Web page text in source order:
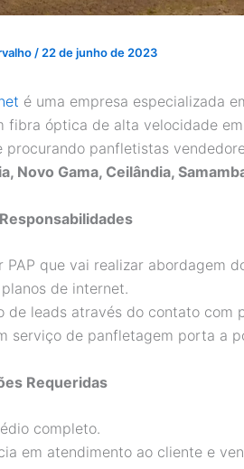
/ 22 de junho de 2023
é uma empresa especializada
fibra óptica de alta velocidade
procurando panfletistas
Novo Gama, Ceilândia,
PAP que vai realizar abordagem
de internet.
de leads através do contato com
serviço de panfletagem porta a
Requeridas
completo.
em atendimento ao cliente e